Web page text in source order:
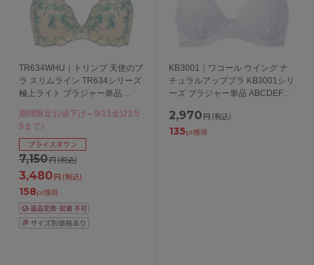
TR634WHU｜トリンプ 天使のブ
ラ スリムライン TR634シリーズ
極上ライト ブラジャー単品
65/70/75/80cm
期間限定お値下げ～9/11金)23:5
9まで♪
7,150円(税込)
プライスダウン
3,480円 (税込)
158pt獲得
KB3001｜ワコール ウイング ナ
チュラルアップブラ KB3001シリ
ーズ ブラジャー単品 ABCDEFカ
2,970 円 (税込)
135pt獲得